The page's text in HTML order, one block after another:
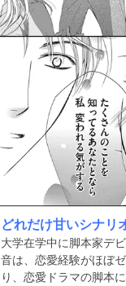
どれだけ甘いシナリ
大学在学中に脚本家デ
音は、恋愛経験がほぼ
り、恋愛ドラマの脚本